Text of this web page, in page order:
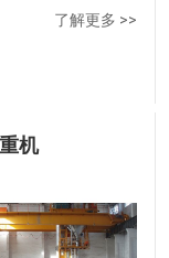
了解更多 >>
机